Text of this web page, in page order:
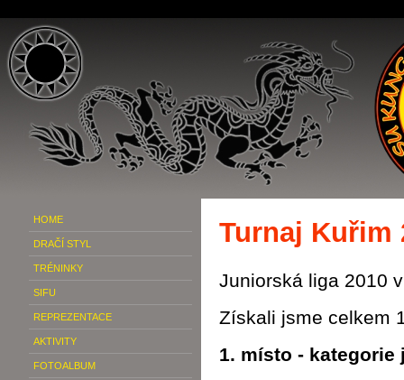
HOME
DRAČÍ STYL
TRÉNINKY
SIFU
REPREZENTACE
AKTIVITY
FOTOALBUM
Turnaj Kuřim
Juniorská liga 2010
Získali jsme celkem
1. místo - kategorie